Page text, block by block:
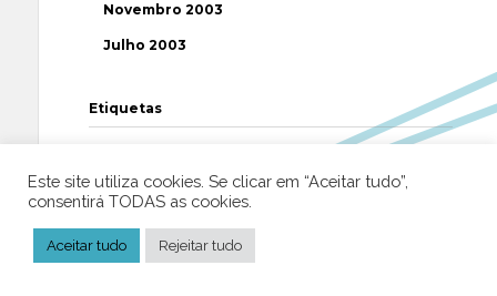
Novembro 2003
Julho 2003
Etiquetas
BISPO BRASIL CATOLICISMO
CIÊNCIA CRISTIANISMO
Este site utiliza cookies. Se clicar em “Aceitar tudo”,
consentirá TODAS as cookies.
Aceitar tudo Rejeitar tudo